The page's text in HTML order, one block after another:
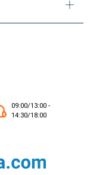
09:00/13:00 -
14:30/18:00